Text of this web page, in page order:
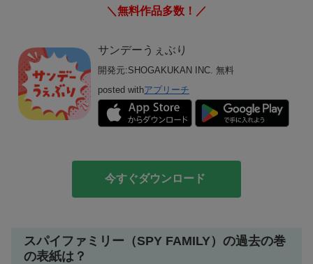
＼無料作品多数！／
サンデーうぇぶり
開発元:SHOGAKUKAN INC. 無料
posted withアプリーチ
今すぐダウンロード
スパイファミリー（SPY FAMILY）の過去の巻
の表紙は？